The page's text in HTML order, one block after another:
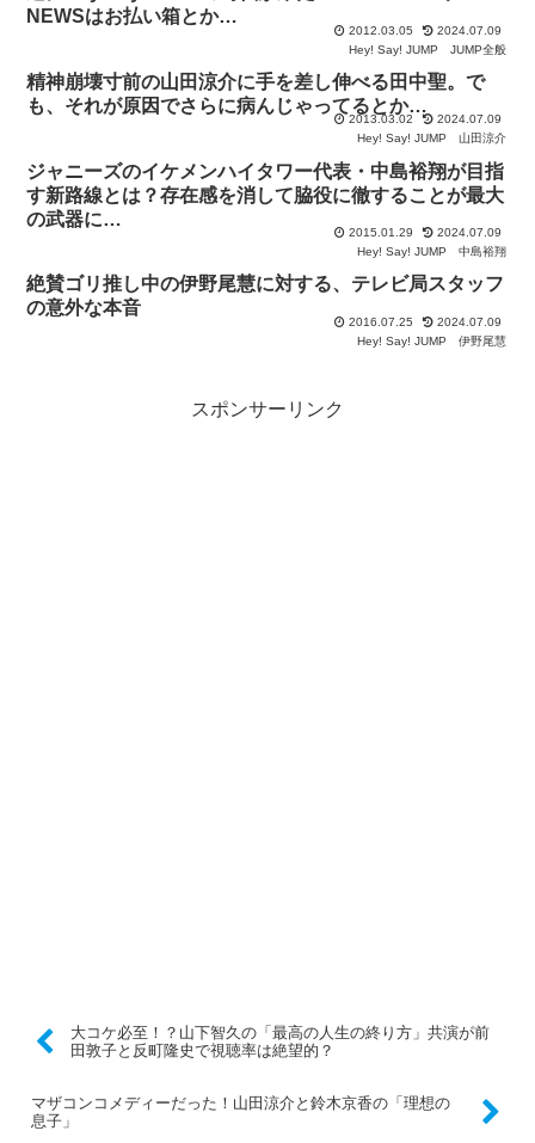
NEWSはお払い箱とか…
2012.03.05
2024.07.09
Hey! Say! JUMP
JUMP全般
精神崩壊寸前の山田涼介に手を差し伸べる田中聖。で
も、それが原因でさらに病んじゃってるとか…
2013.03.02
2024.07.09
Hey! Say! JUMP
山田涼介
ジャニーズのイケメンハイタワー代表・中島裕翔が目指
す新路線とは？存在感を消して脇役に徹することが最大
の武器に…
2015.01.29
2024.07.09
Hey! Say! JUMP
中島裕翔
絶賛ゴリ推し中の伊野尾慧に対する、テレビ局スタッフ
の意外な本音
2016.07.25
2024.07.09
Hey! Say! JUMP
伊野尾慧
スポンサーリンク
大コケ必至！？山下智久の「最高の人生の終り方」共演が前
田敦子と反町隆史で視聴率は絶望的？
マザコンコメディーだった！山田涼介と鈴木京香の「理想の
息子」